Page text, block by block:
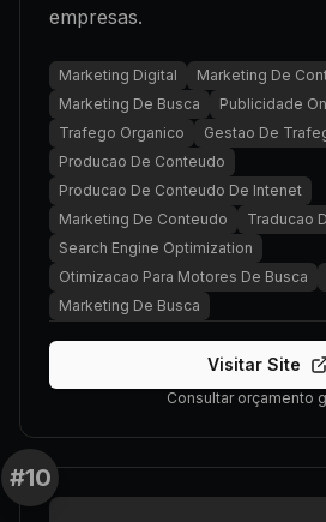
empresas.
Marketing Digital
Marketing De
Marketing De Busca
Publicidade
Trafego Organico
Gestao De
Producao De Conteudo
Producao De Conteudo De Intenet
Marketing De Conteudo
Traducao
Search Engine Optimization
Otimizacao Para Motores De Busca
Marketing De Busca
Visitar Site
Consultar orçamento
#10